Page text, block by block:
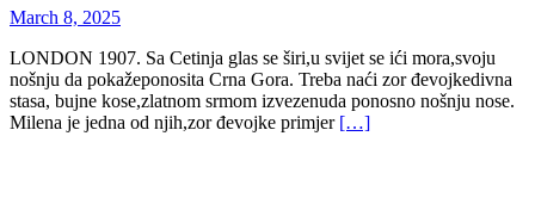
March 8, 2025
LONDON 1907. Sa Cetinja glas se širi,u svijet se ići mora,svoju
nošnju da pokažeponosita Crna Gora. Treba naći zor đevojkedivna
stasa, bujne kose,zlatnom srmom izvezenuda ponosno nošnju nose.
Milena je jedna od njih,zor đevojke primjer […]